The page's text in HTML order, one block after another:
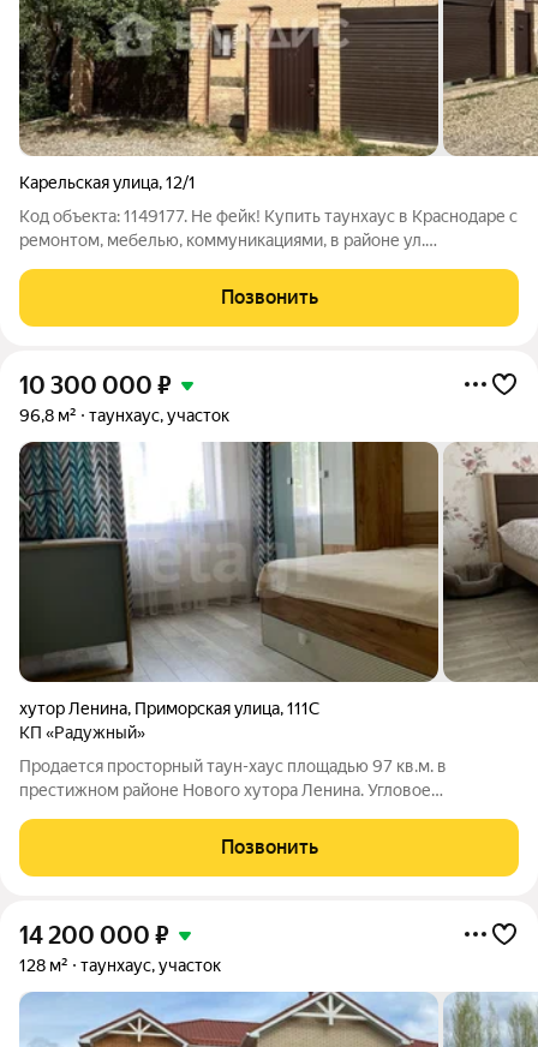
Карельская улица,12/1
Код объекта: 1149177. Не фейк! Купить таунхаус в Краснодаре с
ремонтом, мебелью, коммуникациями, в районе ул.
трёхэтапную проверку безопасности и застрахованы от
Позвонить
10 300 000 ₽
96,8 м² таунхаус, участок
хутор Ленина, Приморская улица,111С
КП «Радужный»
Продается просторный таун-хаус площадью 97 кв.м. в
престижном районе Нового хутора Ленина. Угловое
нет соседей, а большая зона отчуждения создает
дополнительное пространство вокруг дома. Объект с
Позвонить
14 200 000 ₽
128 м² таунхаус, участок